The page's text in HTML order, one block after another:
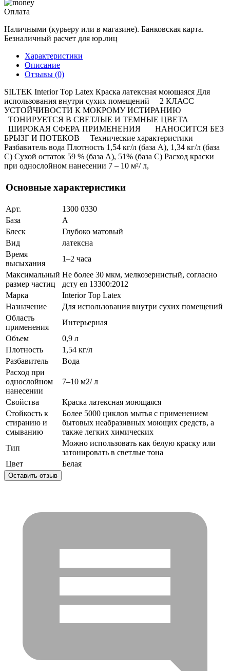
Оплата
Наличными (курьеру или в магазине). Банковская карта.
Безналичный расчет для юр.лиц
Характеристики
Описание
Отзывы (0)
SILTEK Interior Top Latex Краска латексная моющаяся Для
использования внутри сухих помещений 2 КЛАСС
УСТОЙЧИВОСТИ К МОКРОМУ ИСТИРАНИЮ
ТОНИРУЕТСЯ В СВЕТЛЫЕ И ТЕМНЫЕ ЦВЕТА
ШИРОКАЯ СФЕРА ПРИМЕНЕНИЯ НАНОСИТСЯ БЕЗ
БРЫЗГ И ПОТЕКОВ Технические характеристики
Разбавитель вода Плотность 1,54 кг/л (база А), 1,34 кг/л (база
С) Сухой остаток 59 % (база А), 51% (база С) Расход краски
при однослойном нанесении 7 – 10 м²/ л,
Основные характеристики
Арт.
1300 0330
База
A
Блеск
Глубоко матовый
Вид
латексна
Время
высыхания
1–2 часа
Максимальный
размер частиц
Не более 30 мкм, мелкозернистый, согласно
дсту en 13300:2012
Марка
Interior Top Latex
Назначение
Для использования внутри сухих помещений
Область
применения
Интерьерная
Объем
0,9 л
Плотность
1,54 кг/л
Разбавитель
Вода
Расход при
однослойном
нанесении
7–10 м2/ л
Свойства
Краска латексная моющаяся
Стойкость к
стиранию и
смыванию
Более 5000 циклов мытья с применением
бытовых неабразивных моющих средств, а
также легких химических
Тип
Можно использовать как белую краску или
затонировать в светлые тона
Цвет
Белая
Оставить отзыв